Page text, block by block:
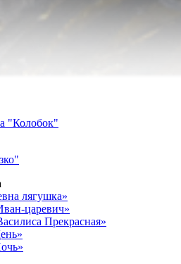
"Колобок"
лягушка»
царевич»
Прекрасная»